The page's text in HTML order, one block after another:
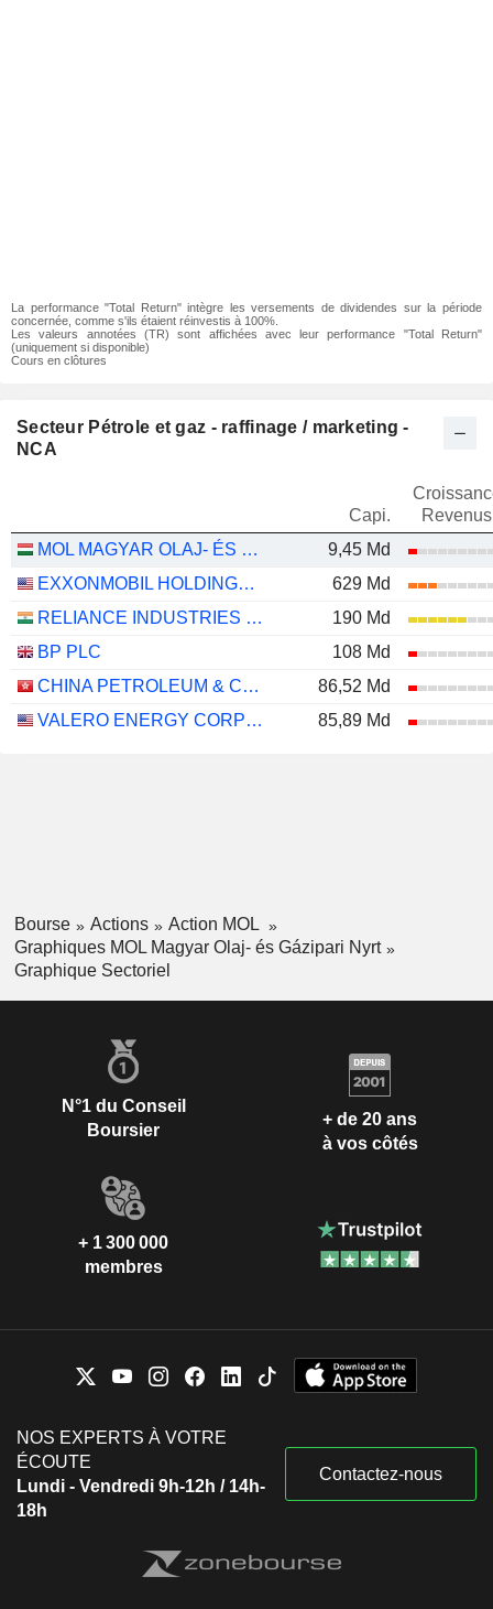
La performance "Total Return" intègre les versements de dividendes sur la période
concernée, comme s'ils étaient réinvestis à 100%.
Les valeurs annotées (TR) sont affichées avec leur performance "Total Return"
(uniquement si disponible)
Cours en clôtures
Secteur Pétrole et gaz - raffinage / marketing -
NCA
Capi.
Revenus
MOL MAGYAR OLAJ- ÉS GÁZIPARI NYRT
9,45 Md
EXXONMOBIL HOLDINGS CORPORATION
629 Md
RELIANCE INDUSTRIES LTD
190 Md
BP PLC
108 Md
CHINA PETROLEUM & CHEMICAL CORPORATION
86,52 Md
VALERO ENERGY CORPORATION
85,89 Md
Bourse Actions
Action MOL
Graphiques MOL Magyar Olaj- és Gázipari Nyrt
Graphique Sectoriel
N°1 du Conseil
Boursier
+ de 20 ans
à vos côtés
+ 1 300 000
membres
NOS EXPERTS À VOTRE
ÉCOUTE
Lundi - Vendredi 9h-12h / 14h-
18h
Contactez-nous